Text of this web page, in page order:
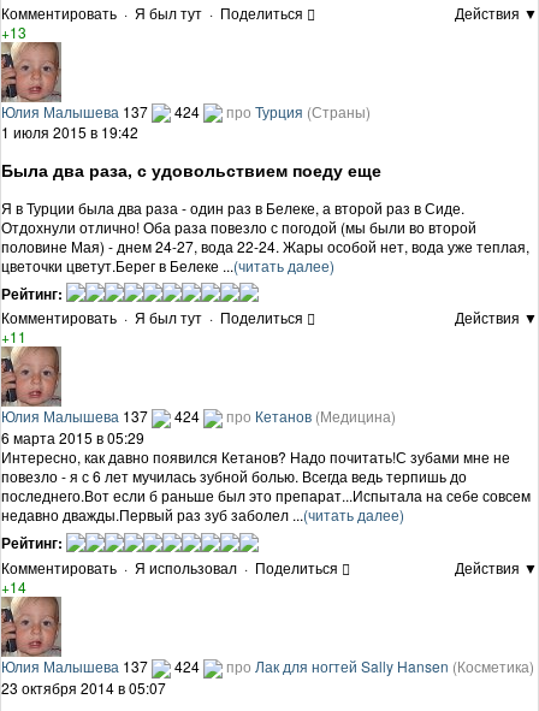
Комментировать · Я был тут · Поделиться
Действия ▼
+13
Юлия Малышева 137 424 про Турция (Страны)
1 июля 2015 в 19:42
Была два раза, с удовольствием поеду еще
Я в Турции была два раза - один раз в Белеке, а второй раз в Сиде.
Отдохнули отлично! Оба раза повезло с погодой (мы были во второй
половине Мая) - днем 24-27, вода 22-24. Жары особой нет, вода уже теплая,
цветочки цветут.Берег в Белеке ...(читать далее)
Рейтинг:
Комментировать · Я был тут · Поделиться
Действия ▼
+11
Юлия Малышева 137 424 про Кетанов (Медицина)
6 марта 2015 в 05:29
Интересно, как давно появился Кетанов? Надо почитать!С зубами мне не
повезло - я с 6 лет мучилась зубной болью. Всегда ведь терпишь до
последнего.Вот если б раньше был это препарат...Испытала на себе совсем
недавно дважды.Первый раз зуб заболел ...(читать далее)
Рейтинг:
Комментировать · Я использовал · Поделиться
Действия ▼
+14
Юлия Малышева 137 424 про Лак для ногтей Sally Hansen (Косметика)
23 октября 2014 в 05:07